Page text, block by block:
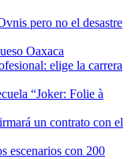
pero no el desastre
Oaxaca
elige la carrera
“Joker: Folie à
un contrato con el
escenarios con 200